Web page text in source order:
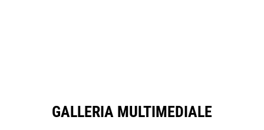
GALLERIA MULTIMEDIALE